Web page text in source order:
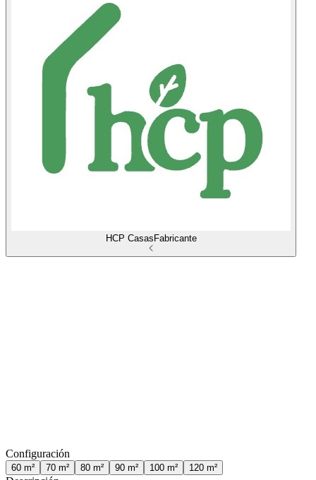
HCP CasasFabricante
Configuración
60 m² 70 m² 80 m² 90 m² 100 m² 120 m²